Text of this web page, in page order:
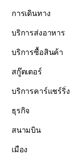
การเดินทาง
บริการส่งอาหาร
บริการซื้อสินค้า
สกู๊ตเตอร์
บริการคาร์แชร์ริ่ง
ธุรกิจ
สนามบิน
เมือง